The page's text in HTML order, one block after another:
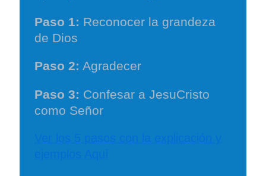
Paso 1: Reconocer la grandeza
de Dios
Paso 2: Agradecer
Paso 3: Confesar a JesuCristo
como Señor